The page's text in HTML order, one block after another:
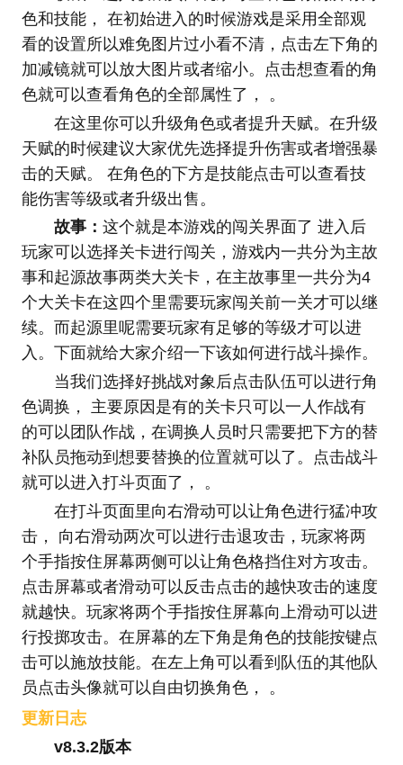
色和技能， 在初始进入的时候游戏是采用全部观
看的设置所以难免图片过小看不清，点击左下角的
加减镜就可以放大图片或者缩小。点击想查看的角
色就可以查看角色的全部属性了， 。
在这里你可以升级角色或者提升天赋。在升级
天赋的时候建议大家优先选择提升伤害或者增强暴
击的天赋。 在角色的下方是技能点击可以查看技
能伤害等级或者升级出售。
故事： 这个就是本游戏的闯关界面了 进入后
玩家可以选择关卡进行闯关，游戏内一共分为主故
事和起源故事两类大关卡，在主故事里一共分为4
个大关卡在这四个里需要玩家闯关前一关才可以继
续。而起源里呢需要玩家有足够的等级才可以进
入。下面就给大家介绍一下该如何进行战斗操作。
当我们选择好挑战对象后点击队伍可以进行角
色调换， 主要原因是有的关卡只可以一人作战有
的可以团队作战，在调换人员时只需要把下方的替
补队员拖动到想要替换的位置就可以了。点击战斗
就可以进入打斗页面了， 。
在打斗页面里向右滑动可以让角色进行猛冲攻
击， 向右滑动两次可以进行击退攻击，玩家将两
个手指按住屏幕两侧可以让角色格挡住对方攻击。
点击屏幕或者滑动可以反击点击的越快攻击的速度
就越快。玩家将两个手指按住屏幕向上滑动可以进
行投掷攻击。在屏幕的左下角是角色的技能按键点
击可以施放技能。在左上角可以看到队伍的其他队
员点击头像就可以自由切换角色， 。
更新日志
v8.3.2版本